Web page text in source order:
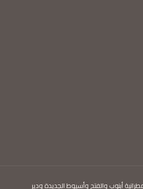
أبنوب والفتح وأسيوط الجديدة ودير